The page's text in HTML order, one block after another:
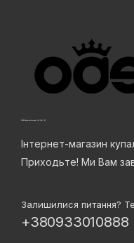
Інтернет-магазин
Приходьте! Ми Вам
Залишилися питання?
+380933010888